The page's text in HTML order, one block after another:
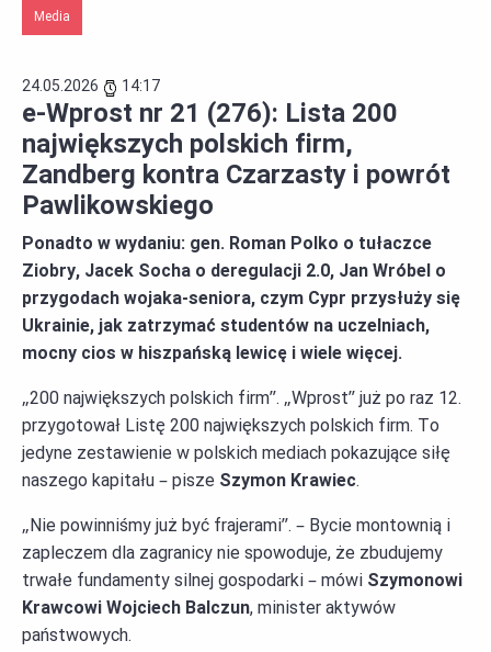
Media
24.05.2026 14:17
e-Wprost nr 21 (276): Lista 200
największych polskich firm,
Zandberg kontra Czarzasty i powrót
Pawlikowskiego
Ponadto w wydaniu: gen. Roman Polko o tułaczce
Ziobry, Jacek Socha o deregulacji 2.0, Jan Wróbel o
przygodach wojaka-seniora, czym Cypr przysłuży się
Ukrainie, jak zatrzymać studentów na uczelniach,
mocny cios w hiszpańską lewicę i wiele więcej.
„200 największych polskich firm”. „Wprost” już po raz 12.
przygotował Listę 200 największych polskich firm. To
jedyne zestawienie w polskich mediach pokazujące siłę
naszego kapitału – pisze Szymon Krawiec.
„Nie powinniśmy już być frajerami”. – Bycie montownią i
zapleczem dla zagranicy nie spowoduje, że zbudujemy
trwałe fundamenty silnej gospodarki – mówi Szymonowi
Krawcowi Wojciech Balczun, minister aktywów
państwowych.